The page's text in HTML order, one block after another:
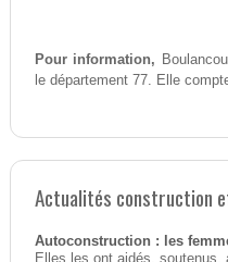
Pour information,
le département 77. Elle
Actualités construction
Autoconstruction : les